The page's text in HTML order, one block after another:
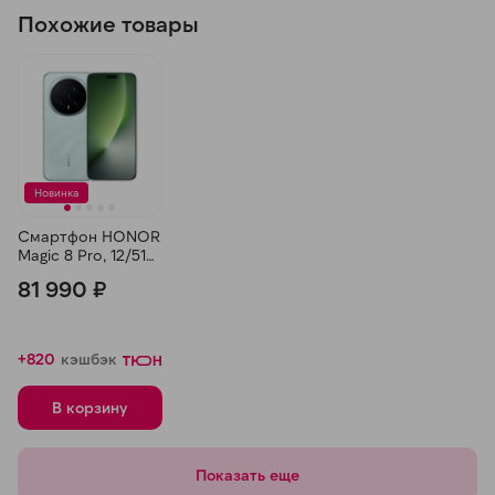
Похожие товары
Новинка
Смартфон HONOR
Magic 8 Pro, 12/512
81 990 ₽
+820 кэшбэк
В корзину
Показать еще